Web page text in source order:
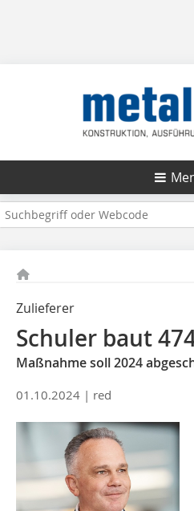
Zulieferer
Schuler baut
Maßnahme soll 2024
01.10.2024 | red